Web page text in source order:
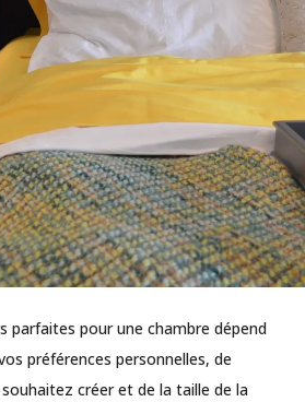
parfaites pour une chambre dépend
préférences personnelles, de
souhaitez créer et de la taille de la